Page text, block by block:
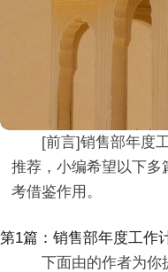
[前言]销售部年度
推荐，小编希望以下多
考借鉴作用。
第1篇：销售部年度工作
下面由的作者为你